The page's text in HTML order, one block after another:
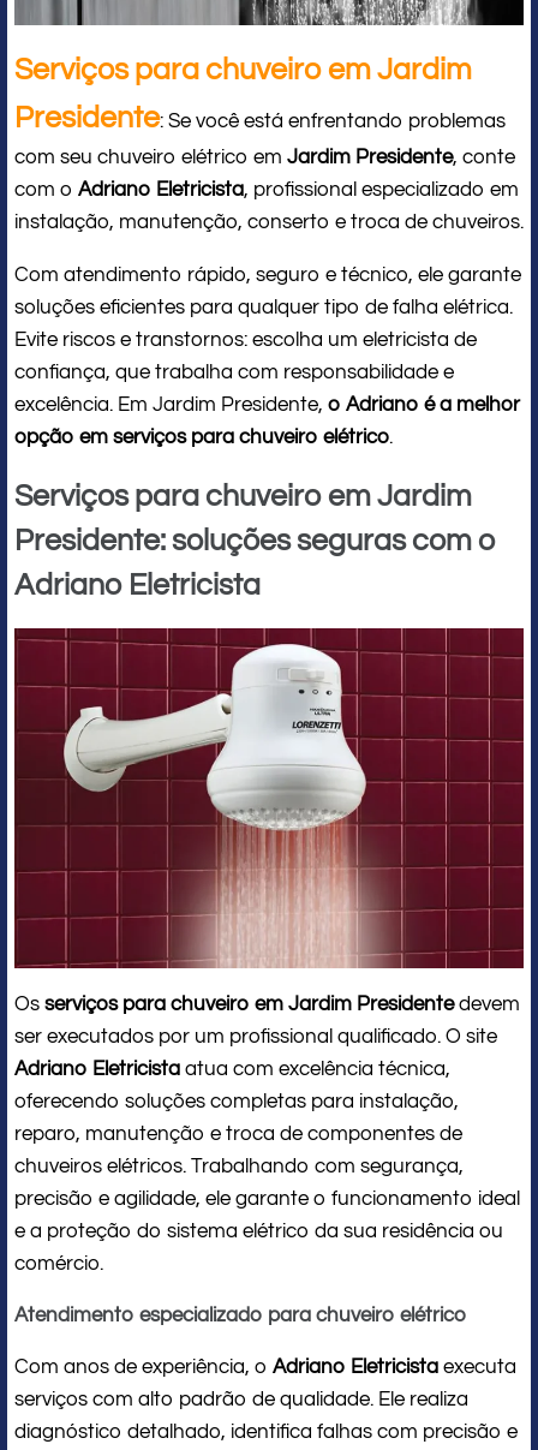
Serviços para chuveiro em Jardim
Presidente: Se você está enfrentando problemas
com seu chuveiro elétrico em Jardim Presidente, conte
com o Adriano Eletricista, profissional especializado em
instalação, manutenção, conserto e troca de chuveiros.
Com atendimento rápido, seguro e técnico, ele garante
soluções eficientes para qualquer tipo de falha elétrica.
Evite riscos e transtornos: escolha um eletricista de
confiança, que trabalha com responsabilidade e
excelência. Em Jardim Presidente, o Adriano é a melhor
opção em serviços para chuveiro elétrico.
Serviços para chuveiro em Jardim
Presidente: soluções seguras com o
Adriano Eletricista
Os serviços para chuveiro em Jardim Presidentedevem
ser executados por um profissional qualificado. O site
Adriano Eletricista atua com excelência técnica,
oferecendo soluções completas para instalação,
reparo, manutenção e troca de componentes de
chuveiros elétricos. Trabalhando com segurança,
precisão e agilidade, ele garante o funcionamento ideal
e a proteção do sistema elétrico da sua residência ou
comércio.
Atendimento especializado para chuveiro elétrico
Com anos de experiência, o Adriano Eletricista executa
serviços com alto padrão de qualidade. Ele realiza
diagnóstico detalhado, identifica falhas com precisão e